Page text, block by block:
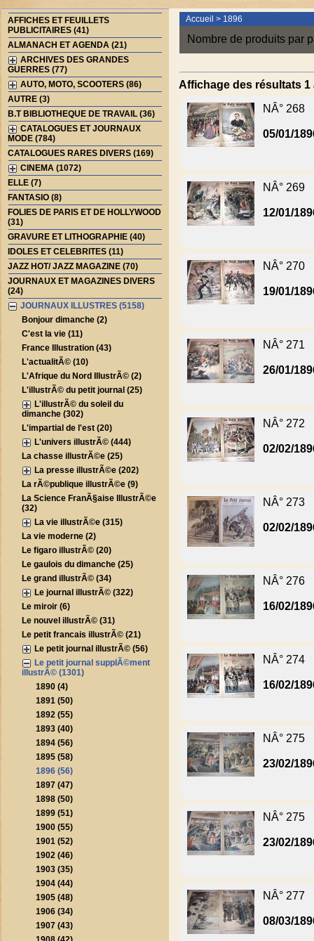
AFFICHES ET FEUILLETS
PUBLICITAIRES (41)
ALMANACH ET AGENDA (21)
ARCHIVES DES GRANDES
GUERRES (77)
AUTO, MOTO, SCOOTERS (86)
AUTRE (3)
B.T BIBLIOTHEQUE DE TRAVAIL (36)
CATALOGUES ET JOURNAUX
MODE (784)
CATALOGUES RARES DIVERS (169)
CINEMA (1072)
ELLE (7)
FANTASIO (8)
FOLIES DE PARIS ET DE HOLLYWOOD
(31)
GRAVURE ET LITHOGRAPHIE (40)
IDOLES ET CELEBRITES (11)
JAZZ HOT/ JAZZ MAGAZINE (70)
JOURNAUX ET MAGAZINES DIVERS
(24)
JOURNAUX ILLUSTRES (5158)
Bonjour dimanche (2)
C'est la vie (11)
France Illustration (43)
L'actualitÃ© (10)
L'Afrique du Nord IllustrÃ© (2)
L'illustrÃ© du petit journal (25)
L'illustrÃ© du soleil du
dimanche (302)
L'impartial de l'est (20)
L'univers illustrÃ© (444)
La chasse illustrÃ©e (25)
La presse illustrÃ©e (202)
La rÃ©publique illustrÃ©e (9)
La Science FranÃ§aise IllustrÃ©e
(32)
La vie illustrÃ©e (315)
La vie moderne (2)
Le figaro illustrÃ© (20)
Le gaulois du dimanche (25)
Le grand illustrÃ© (34)
Le journal illustrÃ© (322)
Le miroir (6)
Le nouvel illustrÃ© (31)
Le petit francais illustrÃ© (21)
Le petit journal illustrÃ© (56)
Le petit journal supplÃ©ment
illustrÃ© (1301)
1890 (4)
1891 (50)
1892 (55)
1893 (40)
1894 (56)
1895 (58)
1896 (56)
1897 (47)
1898 (50)
1899 (51)
1900 (55)
1901 (52)
1902 (46)
1903 (35)
1904 (44)
1905 (48)
1906 (34)
1907 (43)
Accueil > 1896
Nombre de produits par
Affichage des résultats 1
NÂ° 268
05/01/
NÂ° 269
12/01/
NÂ° 270
19/01/
NÂ° 271
26/01/
NÂ° 272
02/02/
NÂ° 273
02/02/
NÂ° 276
16/02/
NÂ° 274
16/02/
NÂ° 275
23/02/
NÂ° 275
23/02/
NÂ° 277
08/03/